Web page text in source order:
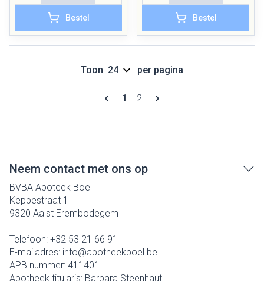
Bestel Bestel
Pagina's
U lees momenteel pagina
1 Pagina
2
Toon per pagina
Neem contact met ons op
BVBA Apoteek Boel
Keppestraat 1
9320 Aalst Erembodegem
Telefoon: +32 53 21 66 91
E-mailadres: info@apotheekboel.be
APB nummer: 411401
Apotheek titularis: Barbara Steenhaut